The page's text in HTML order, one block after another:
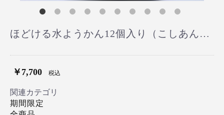
ほどける水ようかん12個入り（こしあん4個、抹茶2個、かぼちゃ2個、レモン2個、ラズベリー2個）
￥7,700 税込
関連カテゴリ
期間限定